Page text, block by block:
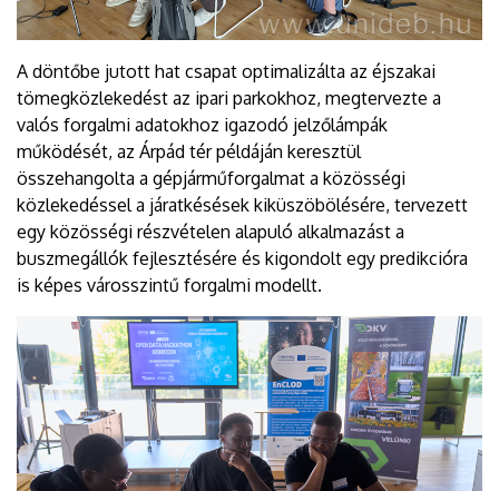
A döntőbe jutott hat csapat optimalizálta az éjszakai
tömegközlekedést az ipari parkokhoz, megtervezte a
valós forgalmi adatokhoz igazodó jelzőlámpák
működését, az Árpád tér példáján keresztül
összehangolta a gépjárműforgalmat a közösségi
közlekedéssel a járatkésések kiküszöbölésére, tervezett
egy közösségi részvételen alapuló alkalmazást a
buszmegállók fejlesztésére és kigondolt egy predikcióra
is képes városszintű forgalmi modellt.